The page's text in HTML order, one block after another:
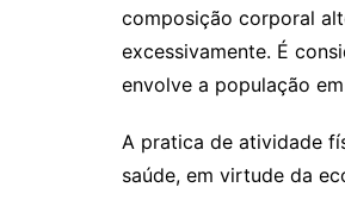
composição corporal
excessivamente. É
envolve a população
A pratica de atividade
saúde, em virtude da